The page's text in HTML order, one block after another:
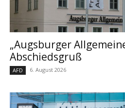
„Augsburger
Abschiedsgruß
AFD 6. August 2026